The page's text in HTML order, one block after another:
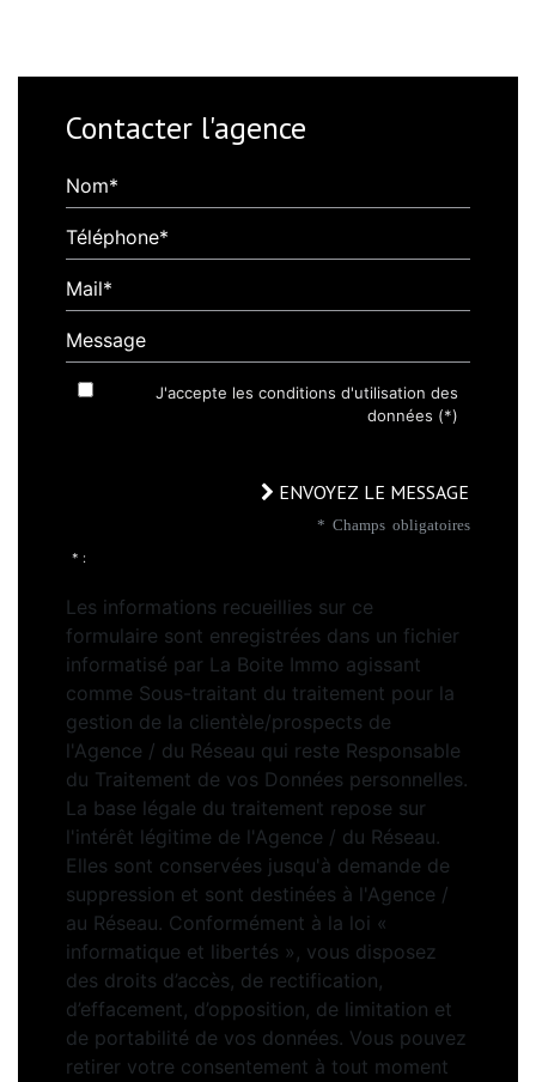
Contacter l'agence
Nom*
Téléphone*
Mail*
Message
J'accepte les conditions d'utilisation des
données (*)
ENVOYEZ LE MESSAGE
* Champs obligatoires
* :
Les informations recueillies sur ce
formulaire sont enregistrées dans un fichier
informatisé par La Boite Immo agissant
comme Sous-traitant du traitement pour la
gestion de la clientèle/prospects de
l'Agence / du Réseau qui reste Responsable
du Traitement de vos Données personnelles.
La base légale du traitement repose sur
l'intérêt légitime de l'Agence / du Réseau.
Elles sont conservées jusqu'à demande de
suppression et sont destinées à l'Agence /
au Réseau. Conformément à la loi «
informatique et libertés », vous disposez
des droits d’accès, de rectification,
d’effacement, d’opposition, de limitation et
de portabilité de vos données. Vous pouvez
retirer votre consentement à tout moment